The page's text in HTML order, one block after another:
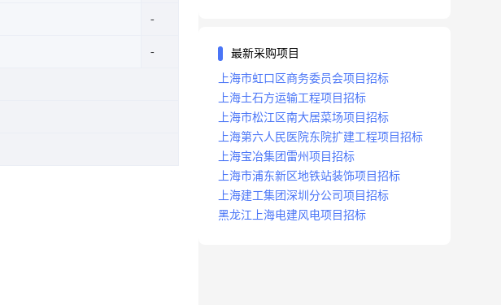
最新采购项目
上海市虹口区商务委员会项目招标
上海土石方运输工程项目招标
上海市松江区南大居菜场项目招标
上海第六人民医院东院扩建工程项目招标
上海宝冶集团雷州项目招标
上海市浦东新区地铁站装饰项目招标
上海建工集团深圳分公司项目招标
黑龙江上海电建风电项目招标